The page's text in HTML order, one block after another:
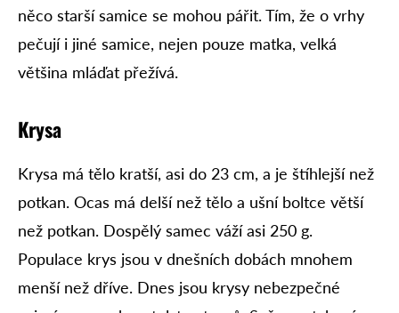
něco starší samice se mohou pářit. Tím, že o vrhy
pečují i jiné samice, nejen pouze matka, velká
většina mláďat přežívá.
Krysa
Krysa má tělo kratší, asi do 23 cm, a je štíhlejší než
potkan. Ocas má delší než tělo a ušní boltce větší
než potkan. Dospělý samec váží asi 250 g.
Populace krys jsou v dnešních dobách mnohem
menší než dříve. Dnes jsou krysy nebezpečné